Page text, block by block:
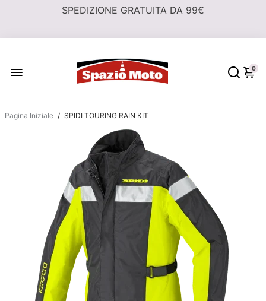
0
Pagina Iniziale / SPIDI TOURING RAIN KIT